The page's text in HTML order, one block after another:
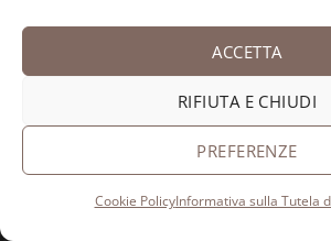
ACCETTA
RIFIUTA E CHIUDI
PREFERENZE
Cookie PolicyInformativa sulla Tutela
LE NOSTRE RUBRICHE